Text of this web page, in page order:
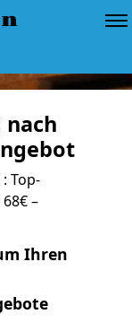
nach
Top-
–
Ihren